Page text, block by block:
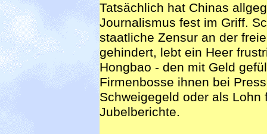
Tatsächlich hat Chinas
Journalismus fest im Griff.
staatliche Zensur an der
gehindert, lebt ein Heer
Hongbao - den mit Geld
Firmenbosse ihnen bei
Schweigegeld oder als
Jubelberichte.